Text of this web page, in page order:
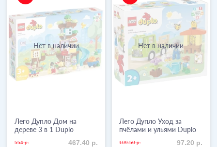
Нет в наличии
Лего Дупло Дом на
дереве 3 в 1 Duplo
554 р. 467.40 р.
Нет в наличии
Лего Дупло Уход за
пчёлами и ульями Duplo
109.50 р. 97.20 р.